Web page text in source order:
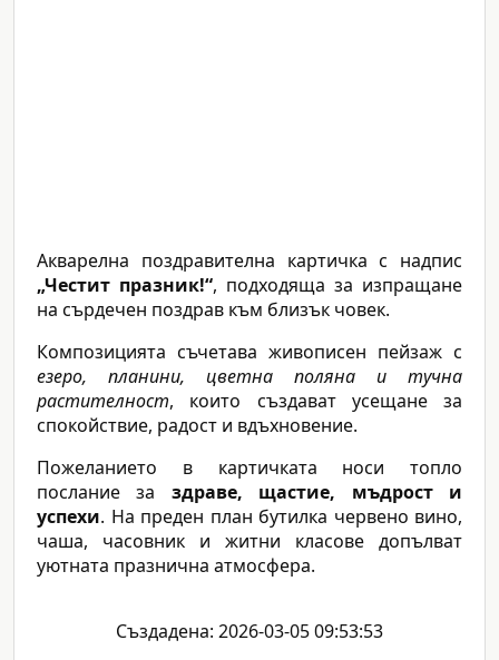
Акварелна поздравителна картичка с надпис
„Честит празник!“, подходяща за изпращане
на сърдечен поздрав към близък човек.
Композицията съчетава живописен пейзаж с
езеро, планини, цветна поляна и тучна
растителност, които създават усещане за
спокойствие, радост и вдъхновение.
Пожеланието в картичката носи топло
послание за здраве, щастие, мъдрост и
успехи. На преден план бутилка червено вино,
чаша, часовник и житни класове допълват
уютната празнична атмосфера.
Създадена: 2026-03-05 09:53:53